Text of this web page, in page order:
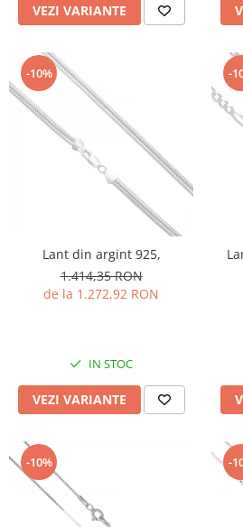
VEZI VARIANTE
-10%
Lant din argint 925,
1.414,35 RON
de la 1.272,92 RON
IN STOC
VEZI VARIANTE
-
-10% -